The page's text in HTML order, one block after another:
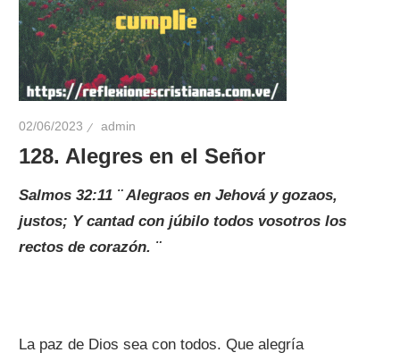
02/06/2023 admin
128. Alegres en el Señor
Salmos 32:11 ¨ Alegraos en Jehová y gozaos,
justos; Y cantad con júbilo todos vosotros los
rectos de corazón. ¨
La paz de Dios sea con todos. Que alegría